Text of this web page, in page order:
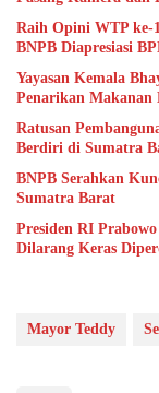
Raih Opini WTP
BNPB Diapresiasi
Yayasan Kemala
Penarikan Makanan
Ratusan
Berdiri di Sumatra
BNPB Serahkan
Sumatra Barat
Presiden RI
Dilarang Keras
Mayor Teddy